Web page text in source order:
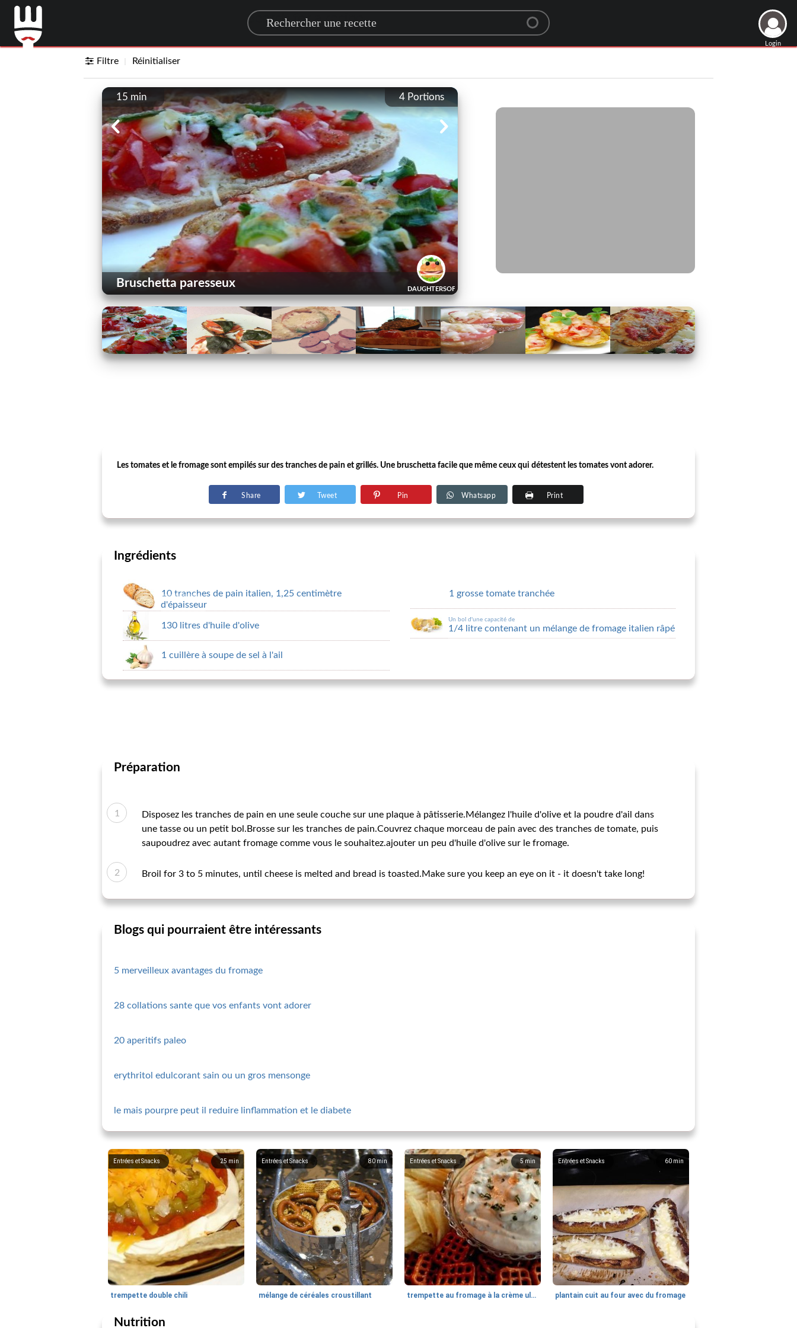
Search for a recipe
Login
Filtre Réinitialiser
4 Portions
15 min
DAUGHTERSOFDECEMBER
Bruschetta paresseux
Les tomates et le fromage sont empilés sur des tranches de pain et grillés. Une bruschetta facile que même ceux qui détestent les tomates vont adorer.
Share Tweet Pin Whatsapp Print
Ingrédients
10 tranches de pain italien, 1,25 centimètre
d'épaisseur
130 litres d'huile d'olive
1 cuillère à soupe de sel à l'ail
1 grosse tomate tranchée
Un bol d'une capacité de
1/4 litre contenant un mélange de fromage italien râpé
Préparation
Disposez les tranches de pain en une seule couche sur une plaque à pâtisserie.Mélangez l'huile d'olive et la poudre d'ail dans
une tasse ou un petit bol.Brosse sur les tranches de pain.Couvrez chaque morceau de pain avec des tranches de tomate, puis
saupoudrez avec autant fromage comme vous le souhaitez.ajouter un peu d'huile d'olive sur le fromage.
Broil for 3 to 5 minutes, until cheese is melted and bread is toasted.Make sure you keep an eye on it - it doesn't take long!
Blogs qui pourraient être intéressants
5 merveilleux avantages du fromage
28 collations sante que vos enfants vont adorer
20 aperitifs paleo
erythritol edulcorant sain ou un gros mensonge
le mais pourpre peut il reduire linflammation et le diabete
25 min
Entrées et Snacks
trempette double chili
80min
Entrées et Snacks
mélange de céréales croustillant
5min
Entrées et Snacks
trempette au fromage à la crème ultra facile
60 min
Entrées et Snacks
plantain cuit au four avec du fromage
Nutrition